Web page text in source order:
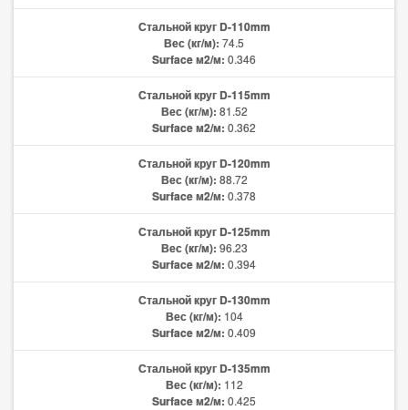
Стальной круг D-110mm
Вес (кг/м): 74.5
Surface м2/м: 0.346
Стальной круг D-115mm
Вес (кг/м): 81.52
Surface м2/м: 0.362
Стальной круг D-120mm
Вес (кг/м): 88.72
Surface м2/м: 0.378
Стальной круг D-125mm
Вес (кг/м): 96.23
Surface м2/м: 0.394
Стальной круг D-130mm
Вес (кг/м): 104
Surface м2/м: 0.409
Стальной круг D-135mm
Вес (кг/м): 112
Surface м2/м: 0.425